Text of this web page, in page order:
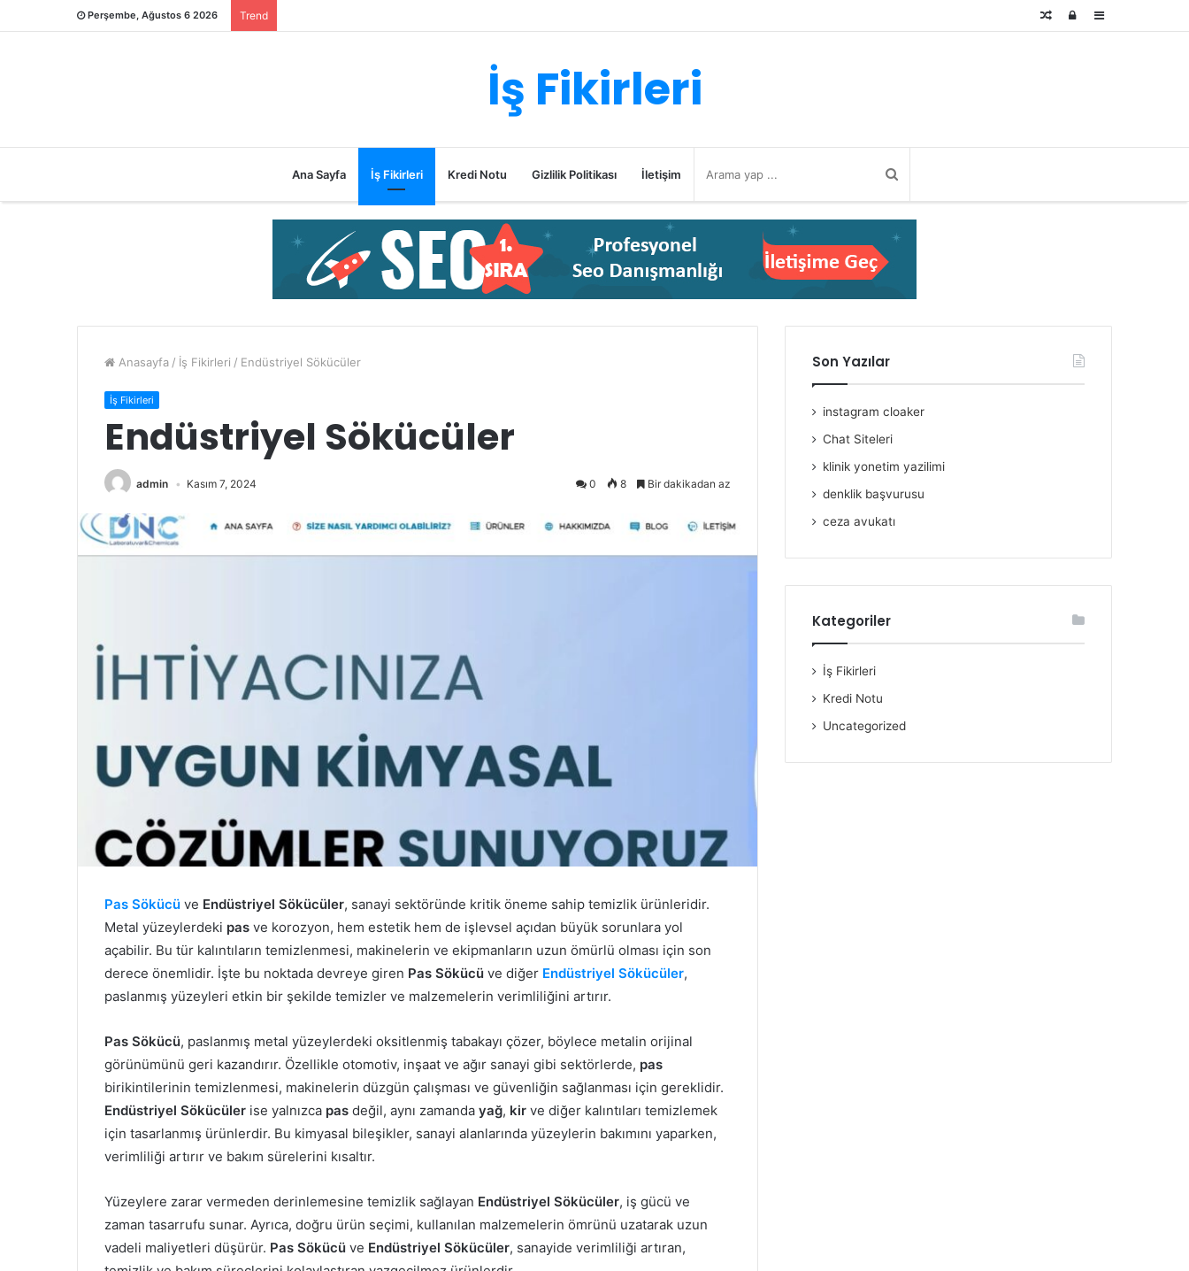
Perşembe, Ağustos 6 2026 Trend Kenar
Kayıt
Rastgele
İş Fikirleri
Ana Sayfa İş Fikirleri Kredi Notu Gizlilik Politikası İletişim
Anasayfa / İş Fikirleri / Endüstriyel Sökücüler
İş Fikirleri
Endüstriyel Sökücüler
admin Kasım 7, 2024 0 8 Bir dakikadan az
Pas Sökücü ve Endüstriyel Sökücüler, sanayi sektöründe kritik öneme sahip temizlik ürünleridir.
Metal yüzeylerdeki pas ve korozyon, hem estetik hem de işlevsel açıdan büyük sorunlara yol
açabilir. Bu tür kalıntıların temizlenmesi, makinelerin ve ekipmanların uzun ömürlü olması için son
derece önemlidir. İşte bu noktada devreye giren Pas Sökücü ve diğer Endüstriyel Sökücüler,
paslanmış yüzeyleri etkin bir şekilde temizler ve malzemelerin verimliliğini artırır.
Pas Sökücü, paslanmış metal yüzeylerdeki oksitlenmiş tabakayı çözer, böylece metalin orijinal
görünümünü geri kazandırır. Özellikle otomotiv, inşaat ve ağır sanayi gibi sektörlerde, pas
birikintilerinin temizlenmesi, makinelerin düzgün çalışması ve güvenliğin sağlanması için gereklidir.
Endüstriyel Sökücüler ise yalnızca pas değil, aynı zamanda yağ, kir ve diğer kalıntıları temizlemek
için tasarlanmış ürünlerdir. Bu kimyasal bileşikler, sanayi alanlarında yüzeylerin bakımını yaparken,
verimliliği artırır ve bakım sürelerini kısaltır.
Yüzeylere zarar vermeden derinlemesine temizlik sağlayan Endüstriyel Sökücüler, iş gücü ve
zaman tasarrufu sunar. Ayrıca, doğru ürün seçimi, kullanılan malzemelerin ömrünü uzatarak uzun
vadeli maliyetleri düşürür. Pas Sökücü ve Endüstriyel Sökücüler, sanayide verimliliği artıran,
Son Yazılar
instagram cloaker
Chat Siteleri
klinik yonetim yazilimi
denklik başvurusu
ceza avukatı
Kategoriler
İş Fikirleri
Kredi Notu
Uncategorized